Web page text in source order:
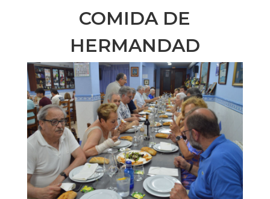
COMIDA DE
HERMANDAD